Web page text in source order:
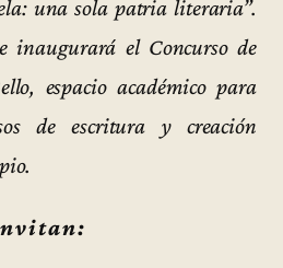
una sola patria literaria”.
inaugurará el Concurso de
espacio académico para
de escritura y creación